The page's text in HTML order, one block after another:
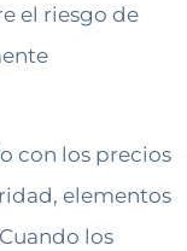
el riesgo de
con los precios
elementos
los